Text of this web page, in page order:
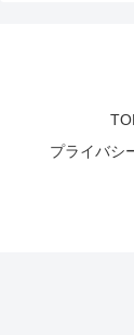
プライバシ